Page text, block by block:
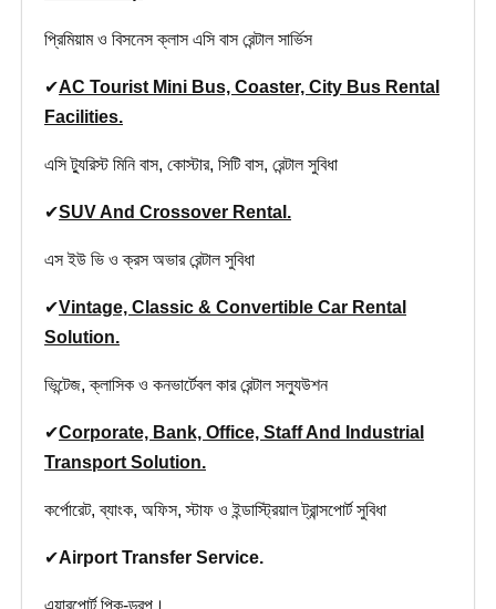
প্রিমিয়াম ও বিসনেস ক্লাস এসি বাস রেন্টাল সার্ভিস
✔AC Tourist Mini Bus, Coaster, City Bus Rental
Facilities.
এসি ট্যুরিস্ট মিনি বাস, কোস্টার, সিটি বাস, রেন্টাল সুবিধা
✔SUV And Crossover Rental.
এস ইউ ভি ও ক্রস অভার রেন্টাল সুবিধা
✔Vintage, Classic & Convertible Car Rental
Solution.
ভিন্টেজ, ক্লাসিক ও কনভার্টেবল কার রেন্টাল সল্যুউশন
✔Corporate, Bank, Office, Staff And Industrial
Transport Solution.
কর্পোরেট, ব্যাংক, অফিস, স্টাফ ও ইন্ডাস্ট্রিয়াল ট্রান্সপোর্ট সুবিধা
✔Airport Transfer Service.
এয়ারপোর্ট পিক-ড্রপ।